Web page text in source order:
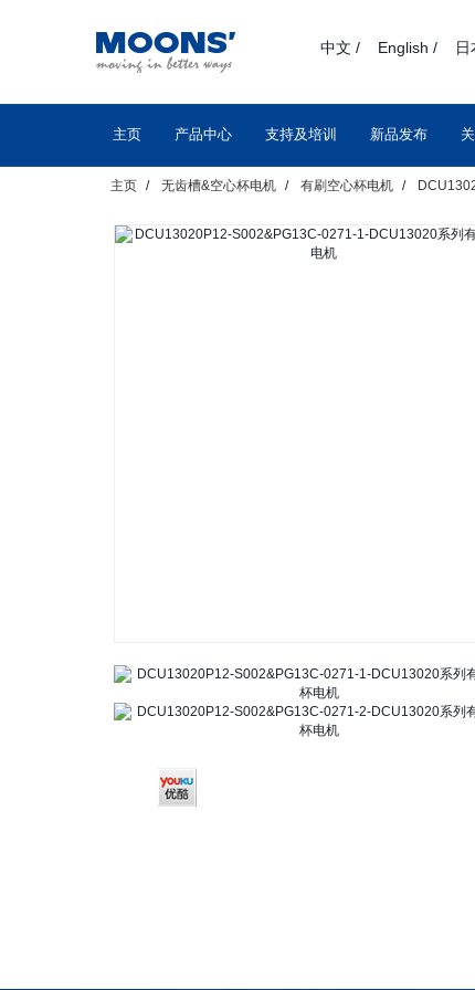
中文 / English /
主页 产品中心 支持及培训 新品发布
主页 无齿槽&空心杯电机 有刷空心杯电机